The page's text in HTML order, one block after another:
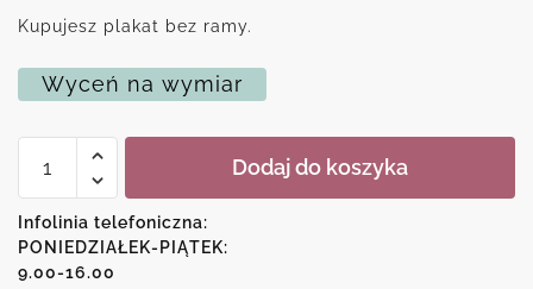
Kupujesz plakat bez ramy.
Wyceń na wymiar
Plakat
wielbłądów
Dodaj do koszyka
Infolinia telefoniczna:
PONIEDZIAŁEK-PIĄTEK:
9.00-16.00